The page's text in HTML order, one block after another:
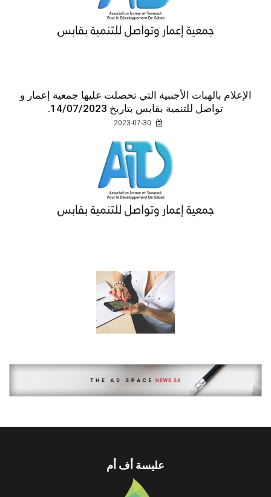
الإعلام بالهبات الأجنبية التي تحصلت عليها جمعية إعمار و
تواصل للتنمية بقابس بتاريخ 14/07/2023.
عليسة أف أم